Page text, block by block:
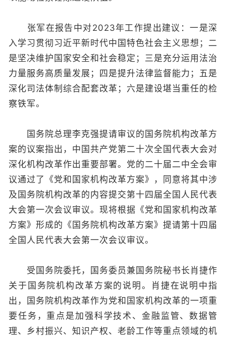
张军在报告中对2023年工作提出建议：一是深
入学习贯彻习近平新时代中国特色社会主义思想；二
是坚决维护国家安全和社会稳定；三是充分运用法治
力量服务高质量发展；四是提升法律监督能力；五是
深化司法体制综合配套改革；六是建设堪当重任的检
察铁军。
国务院总理李克强提请审议的国务院机构改革方
案的议案指出，中国共产党第二十次全国代表大会对
深化机构改革作出重要部署。党的二十届二中全会审
议通过了《党和国家机构改革方案》，同意将其中涉
及国务院机构改革的内容提交第十四届全国人民代表
大会第一次会议审议。现将根据《党和国家机构改革
方案》形成的《国务院机构改革方案》提请第十四届
全国人民代表大会第一次会议审议。
受国务院委托，国务委员兼国务院秘书长肖捷作
关于国务院机构改革方案的说明。肖捷在说明中指
出，国务院机构改革作为党和国家机构改革的一项重
要任务，重点是加强科学技术、金融监管、数据管
理、乡村振兴、知识产权、老龄工作等重点领域的机